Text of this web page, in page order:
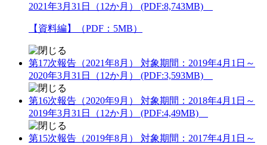
2021年3月31日（12か月） (PDF:8,743MB)
【資料編】（PDF：5MB）
第17次報告（2021年8月） 対象期間：2019年4月1日～
2020年3月31日（12か月） (PDF:3,593MB)
第16次報告（2020年9月） 対象期間：2018年4月1日～
2019年3月31日（12か月） (PDF:4,49MB)
第15次報告（2019年8月） 対象期間：2017年4月1日～